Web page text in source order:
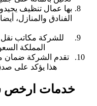
بها عمال تنظيف
الفنادق والمنازل،
للشركة مكاتب
المملكة
تقدم الشركة ضمان
هذا يؤكد على
خدمات ارخص